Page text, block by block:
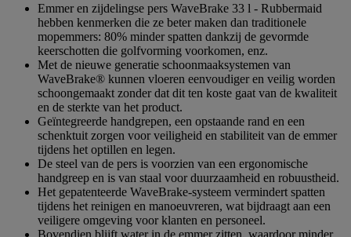
sterren.
Emmer en zijdelingse pers WaveBrake 33 l - Rubbermaid
hebben kenmerken die ze beter maken dan traditionele
mopemmers: 80% minder spatten dankzij de gevormde
keerschotten die golfvorming voorkomen, enz.
Met de nieuwe generatie schoonmaaksystemen van
WaveBrake® kunnen vloeren eenvoudiger en veilig worden
schoongemaakt zonder dat dit ten koste gaat van de kwaliteit
en de sterkte van het product.
Geïntegreerde handgrepen, een opstaande rand en een
schenktuit zorgen voor veiligheid en stabiliteit van de emmer
tijdens het optillen en legen.
De steel van de pers is voorzien van een ergonomische
handgreep en is van staal voor duurzaamheid en robuustheid.
Het gepatenteerde WaveBrake-systeem vermindert spatten
tijdens het reinigen en manoeuvreren, wat bijdraagt aan een
veiligere omgeving voor klanten en personeel.
Bovendien blijft water in de emmer zitten, waardoor minder